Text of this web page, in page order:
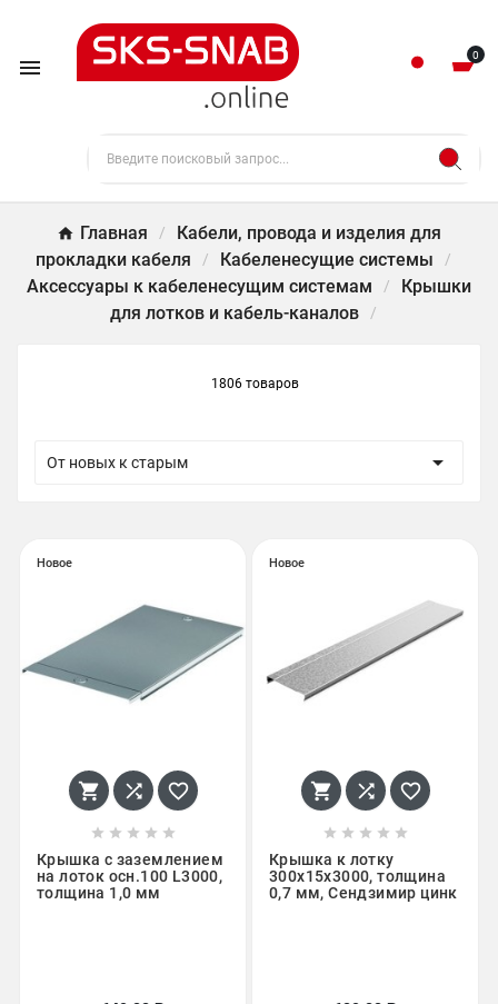
 0
Главная
Кабели, провода и изделия для
прокладки кабеля
Кабеленесущие системы
Аксессуары к кабеленесущим системам
Крышки
для лотков и кабель-каналов
1806 товаров
От новых к старым 
Новое
  
    
Крышка с заземлением
на лоток осн.100 L3000,
толщина 1,0 мм
Новое
  
    
Крышка к лотку
300х15х3000, толщина
0,7 мм, Сендзимир цинк